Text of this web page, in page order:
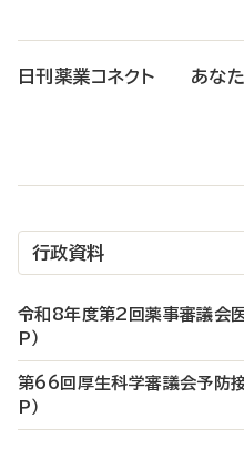
日刊薬業コネクト あなた
行政資料
令和8年度第2回薬事審議会
P）
第66回厚生科学審議会予防接
P）